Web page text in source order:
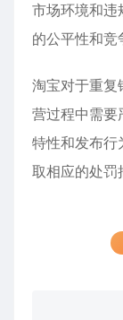
市场环境和违
的公平性和竞
淘宝对于重复
营过程中需要
特性和发布行
取相应的处罚